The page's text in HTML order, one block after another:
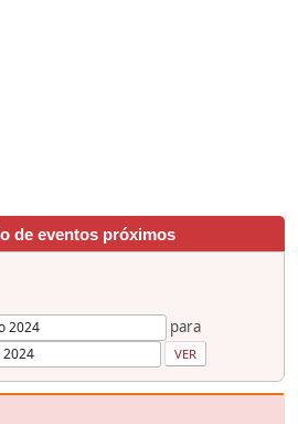
de eventos próximos
para